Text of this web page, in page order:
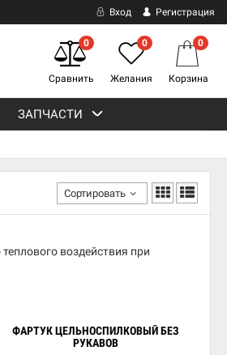
Вход Регистрация
0
Сравнить
0
Желания
0
Корзина
ЗАПЧАСТИ
Сортировать
воздействия при
ФАРТУК ЦЕЛЬНОСПИЛКОВЫЙ БЕЗ
РУКАВОВ